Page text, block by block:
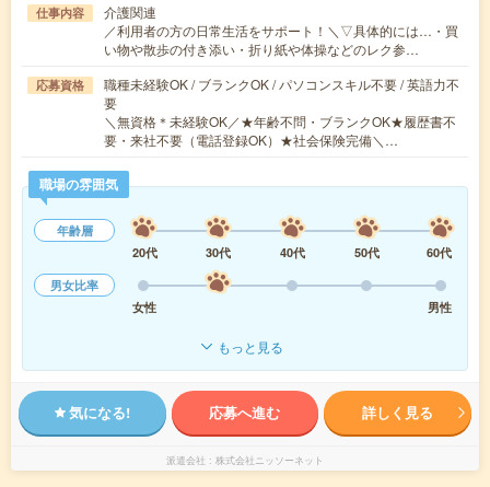
仕事内容
介護関連
／利用者の方の日常生活をサポート！＼▽具体的には…・買
い物や散歩の付き添い・折り紙や体操などのレク参…
応募資格
職種未経験OK / ブランクOK / パソコンスキル不要 / 英語力不
要
＼無資格＊未経験OK／★年齢不問・ブランクOK★履歴書不
要・来社不要（電話登録OK）★社会保険完備＼…
職場の雰囲気
年齢層
20代
30代 40代 50代
60代
男女比率
女性
男性
もっと見る
気になる! 応募へ進む 詳しく見る
派遣会社 株式会社ニッソーネット